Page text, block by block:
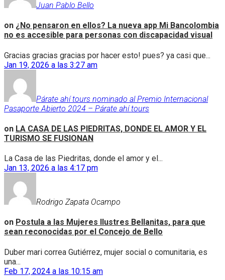
Juan Pablo Bello
on ¿No pensaron en ellos? La nueva app Mi Bancolombia
no es accesible para personas con discapacidad visual
Gracias gracias gracias por hacer esto! pues? ya casi que...
Jan 19, 2026 a las 3:27 am
Párate ahí tours nominado al Premio Internacional
Pasaporte Abierto 2024 – Párate ahí tours
on LA CASA DE LAS PIEDRITAS, DONDE EL AMOR Y EL
TURISMO SE FUSIONAN
La Casa de las Piedritas, donde el amor y el...
Jan 13, 2026 a las 4:17 pm
Rodrigo Zapata Ocampo
on Postula a las Mujeres Ilustres Bellanitas, para que
sean reconocidas por el Concejo de Bello
Duber mari correa Gutiérrez, mujer social o comunitaria, es
una...
Feb 17, 2024 a las 10:15 am